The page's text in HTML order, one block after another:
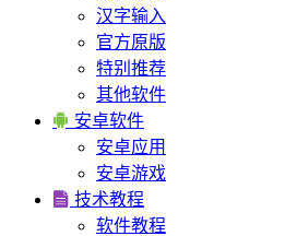
汉字输入
官方原版
特别推荐
其他软件
 安卓软件
安卓应用
安卓游戏
 技术教程
软件教程